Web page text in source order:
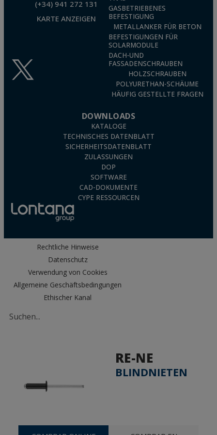
(+34) 941 272 131
KARTE ANZEIGEN
GASBETRIEBENES
BEFESTIGUNG
METALLANKER FÜR BETON
BEFESTIGUNGEN FÜR
SOLARMODULE
DACH-UND
FASSADENSCHRAUBEN
HOLZSCHRAUBEN
POLYURETHAN-SCHÄUME
HÄUFIG GESTELLTE FRAGEN
DOWNLOADS
KATALOGE
TECHNISCHES DATENBLATT
SICHERHEITSDATENBLATT
ZULASSUNGEN
DOP
SOFTWARE
CAD-DOKUMENTE
CYPE RESSOURCEN
Rechtliche Hinweise
Datenschutz
Verwendung von Cookies
Allgemeine Geschäftsbedingungen
Ethischer Kanal
RE-NE
BLINDNIETEN